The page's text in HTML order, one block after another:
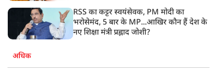
RSS का कट्टर स्वयंसेवक, PM मोदी का
भरोसेमंद, 5 बार के MP...आखिर कौन हैं देश के
नए शिक्षा मंत्री प्रह्लाद जोशी?
अधिक